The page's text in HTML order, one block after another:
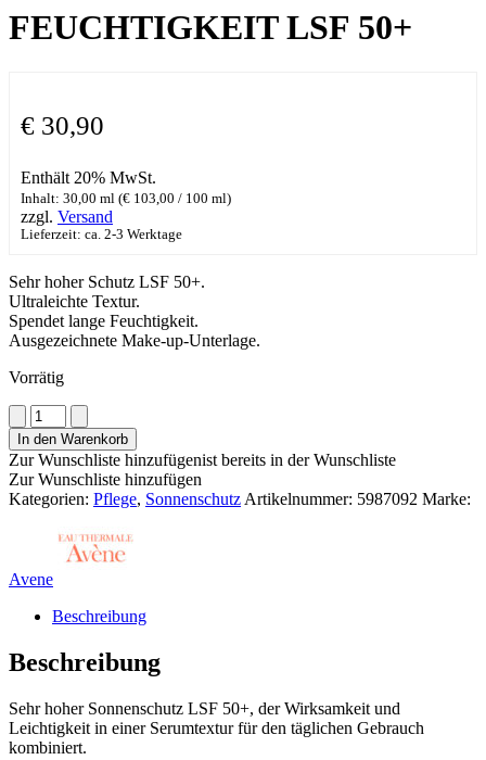
FEUCHTIGKEIT LSF 50+
€ 30,90
Enthält 20% MwSt.
Inhalt: 30,00 ml (€ 103,00 / 100 ml)
zzgl. Versand
Lieferzeit: ca. 2-3 Werktage
Sehr hoher Schutz LSF 50+.
Ultraleichte Textur.
Spendet lange Feuchtigkeit.
Ausgezeichnete Make-up-Unterlage.
Vorrätig
Avene
ULTRA
SERUM
FEUCHTIGKEIT
LSF
50+
In den Warenkorb
Zur Wunschliste hinzufügenist bereits in der Wunschliste
Zur Wunschliste hinzufügen
Kategorien: Pflege, Sonnenschutz Artikelnummer: 5987092 Marke:
Avene
Beschreibung
Beschreibung
Sehr hoher Sonnenschutz LSF 50+, der Wirksamkeit und
Leichtigkeit in einer Serumtextur für den täglichen Gebrauch
kombiniert.